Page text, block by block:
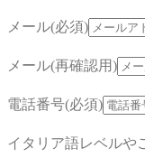
メール(必須)
メール(再確認用)
電話番号(必須)
イタリア語レベルや